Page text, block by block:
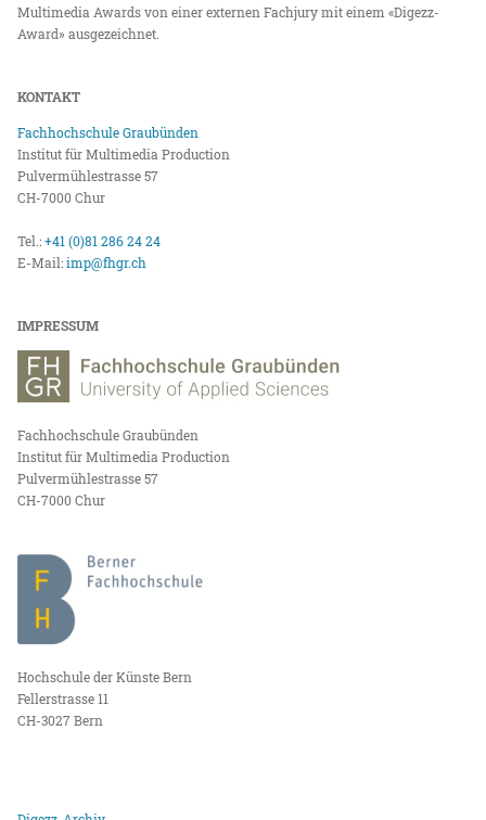
Multimedia Awards von einer externen Fachjury mit einem «Digezz-
Award» ausgezeichnet.
KONTAKT
Fachhochschule Graubünden
Institut für Multimedia Production
Pulvermühlestrasse 57
CH-7000 Chur
Tel.:+41 (0)81 286 24 24
E-Mail:imp@fhgr.ch
IMPRESSUM
Fachhochschule Graubünden
Institut für Multimedia Production
Pulvermühlestrasse 57
CH-7000 Chur
Hochschule der Künste Bern
Fellerstrasse 11
CH-3027 Bern